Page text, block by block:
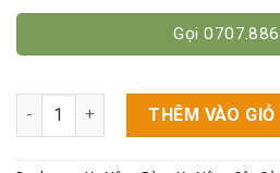
Gọi
Xe Nâng Mặt Bàn 300kg, Xe Nâng
THÊM VÀO GIỎ